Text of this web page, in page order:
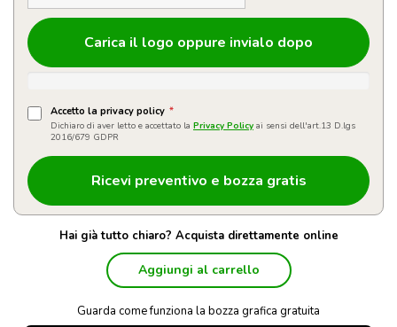
Carica il logo oppure invialo dopo
Accetto la privacy policy *
Dichiaro di aver letto e accettato la Privacy Policy ai sensi dell'art.13 D.lgs
2016/679 GDPR
Hai già tutto chiaro? Acquista direttamente online
Aggiungi al carrello
Guarda come funziona la bozza grafica gratuita